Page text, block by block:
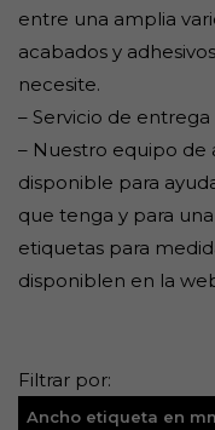
entre una amplia
acabados y
necesite.
– Servicio de entrega
– Nuestro equipo de
disponible para
que tenga y para
etiquetas para
disponiblen en la
Filtrar por:
Ancho etiqueta en